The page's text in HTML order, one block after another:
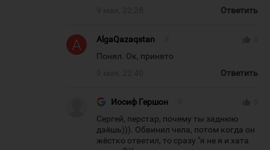
Ответить
AlgaQazaqstan
Понял. Ок, принято
Ответить
Иосиф Гершон
Сергей, перстар, почему ты заднюю
даёшь))). Обвинил чела, потом когда он
жёстко ответил, то сразу "я не я и хата